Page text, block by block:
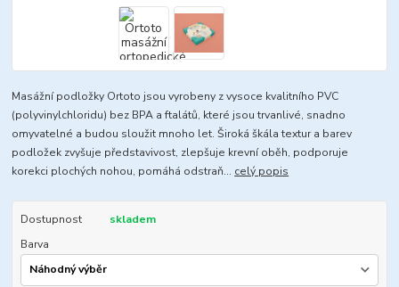
Masážní podložky Ortoto jsou vyrobeny z vysoce kvalitního PVC
(polyvinylchloridu) bez BPA a ftalátů, které jsou trvanlivé, snadno
omyvatelné a budou sloužit mnoho let. Široká škála textur a barev
podložek zvyšuje představivost, zlepšuje krevní oběh, podporuje
korekci plochých nohou, pomáhá odstraň... celý popis
Dostupnost
skladem
Barva